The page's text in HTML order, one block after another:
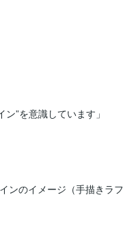
”を意識しています」
のイメージ（手描きラ